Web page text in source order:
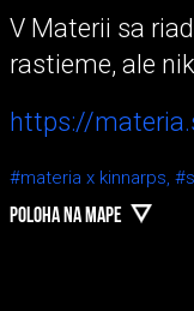
V Materii sa
rastieme, ale
https://
#materia x kinnarps,
POLOHA NA MAPE